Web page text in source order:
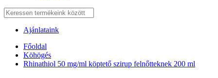
Ajánlataink
Főoldal
Köhögés
Rhinathiol 50 mg/ml köptető szirup felnőtteknek 200 ml